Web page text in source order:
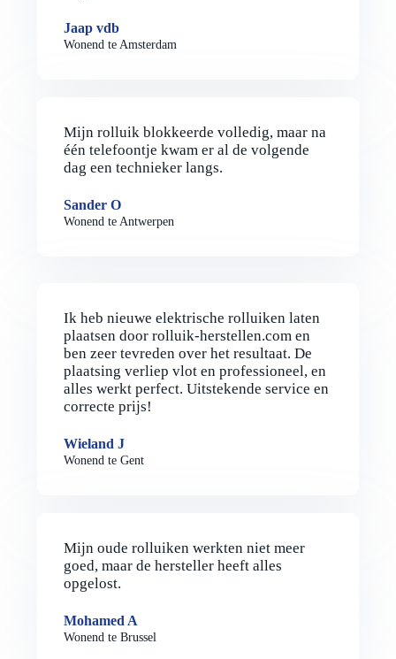
Jaap vdb
Wonend te Amsterdam
Mijn rolluik blokkeerde volledig, maar na
één telefoontje kwam er al de volgende
dag een technieker langs.
Sander O
Wonend te Antwerpen
Ik heb nieuwe elektrische rolluiken laten
plaatsen door rolluik-herstellen.com en
ben zeer tevreden over het resultaat. De
plaatsing verliep vlot en professioneel, en
alles werkt perfect. Uitstekende service en
correcte prijs!
Wieland J
Wonend te Gent
Mijn oude rolluiken werkten niet meer
goed, maar de hersteller heeft alles
opgelost.
Mohamed A
Wonend te Brussel